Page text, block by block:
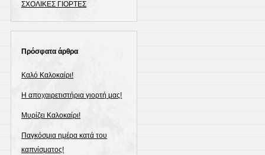
ΣΧΟΛΙΚΕΣ ΓΙΟΡΤΕΣ
Πρόσφατα άρθρα
Καλό Καλοκαίρι!
Η αποχαιρετιστήρια γιορτή μας!
Μυρίζει Καλοκαίρι!
Παγκόσμια ημέρα κατά του
καπνίσματος!